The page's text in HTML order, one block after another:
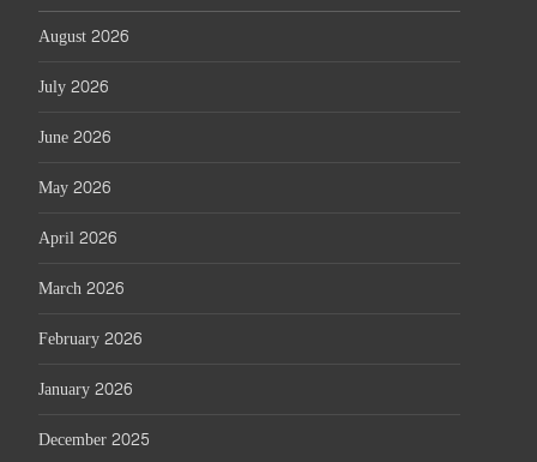
August 2026
July 2026
June 2026
May 2026
April 2026
March 2026
February 2026
January 2026
December 2025